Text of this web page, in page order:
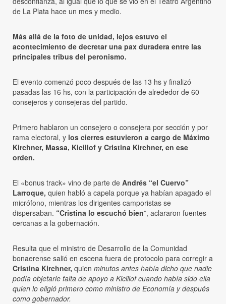
de La Plata hace un mes y medio.
Más allá de la foto de unidad, lejos estuvo el
acontecimiento de decretar una pax duradera entre las
principales tribus del peronismo.
El evento comenzó poco después de las 13 hs y finalizó
pasadas las 16 hs, con la participación de alrededor de 60
consejeros y consejeras del partido.
Primero hablaron un consejero o consejera por sección y por
rama electoral, y los cierres estuvieron a cargo de Máximo
Kirchner, Massa, Kicillof y Cristina Kirchner, en ese
orden.
El «bonus track» vino de parte de Andrés “el Cuervo”
Larroque, quien habló a capela porque ya habían apagado el
micrófono, mientras los dirigentes camporistas se
dispersaban. “Cristina lo escuchó bien”, aclararon fuentes
cercanas a la gobernación.
Resulta que el ministro de Desarrollo de la Comunidad
bonaerense salió en escena fuera de protocolo para corregir a
Cristina Kirchner, quien minutos antes había dicho que nadie
podía objetarle falta de apoyo a Kicillof cuando había sido ella
quien lo eligió primero como ministro de Economía y después
como gobernador.